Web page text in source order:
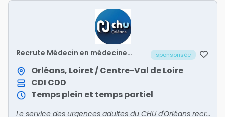
Recrute Médecin en médecine
2) – H/F
sponsorisée
Orléans, Loiret / Centre-Val de Loire
CDI CDD
Temps plein et temps partiel
Le service des urgences adultes du CHU d'Orléans recrute un médecin pour intégrer son unité de médecine polyvalente post-urgences (UHCD 2).